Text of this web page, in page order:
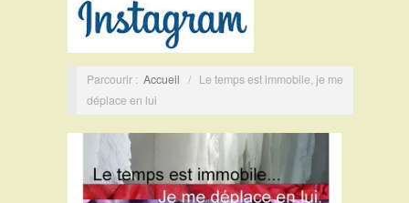
Parcourir : Accueil / Le temps est immobile, je me
déplace en lui